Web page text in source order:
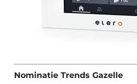
Nominatie Trends Gazelle